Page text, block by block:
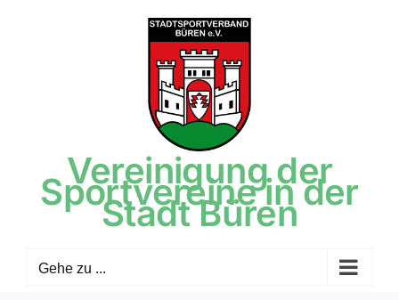
Vereinigung der
Sportvereine in der
Stadt Büren
Gehe zu ...